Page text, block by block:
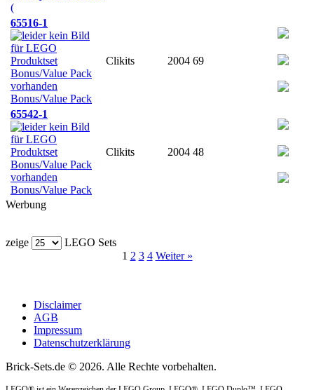
(
65516-1
Bonus/Value Pack
Clikits 2004 69
65542-1
Bonus/Value Pack
Clikits 2004 48
Werbung
zeige
LEGO Sets
1 2 3 4 Weiter »
Disclaimer
AGB
Impressum
Datenschutzerklärung
Brick-Sets.de © 2026. Alle Rechte vorbehalten.